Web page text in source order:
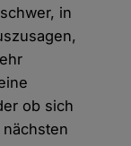
in
ob sich